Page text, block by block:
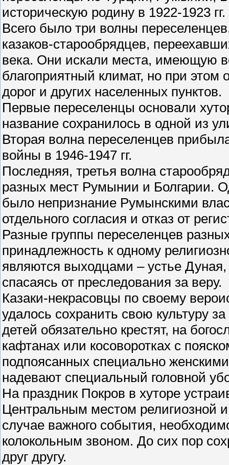
историческую родину в 1922-1923 гг.
Всего было три волны
казаков-старообрядцев,
века. Они искали места, имеющую
благоприятный климат, но при
дорог и других населенных пунктов.
Первые переселенцы основали
название сохранилось в одной из
Вторая волна переселенцев
войны в 1946-1947 гг.
Последняя, третья волна
разных мест Румынии и Болгарии.
было непризнание Румынскими
отдельного согласия и отказ от
Разные группы переселенцев
принадлежность к одному
являются выходцами – устье
спасаясь от преследования за веру.
Казаки-некрасовцы по своему
удалось сохранить свою культуру
детей обязательно крестят, на
кафтанах или косоворотках с
подпоясанных специально
надевают специальный головной
На праздник Покров в хуторе
Центральным местом религиозной
случае важного события,
колокольным звоном. До сих пор
друг другу.